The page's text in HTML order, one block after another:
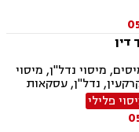
דין
מיסוי נדל"ן, מיסוי
נדל"ן, עסקאות
רכישה, תמ"א 38
פלילי